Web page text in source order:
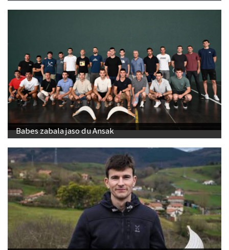
Babes zabala jaso du Ansak